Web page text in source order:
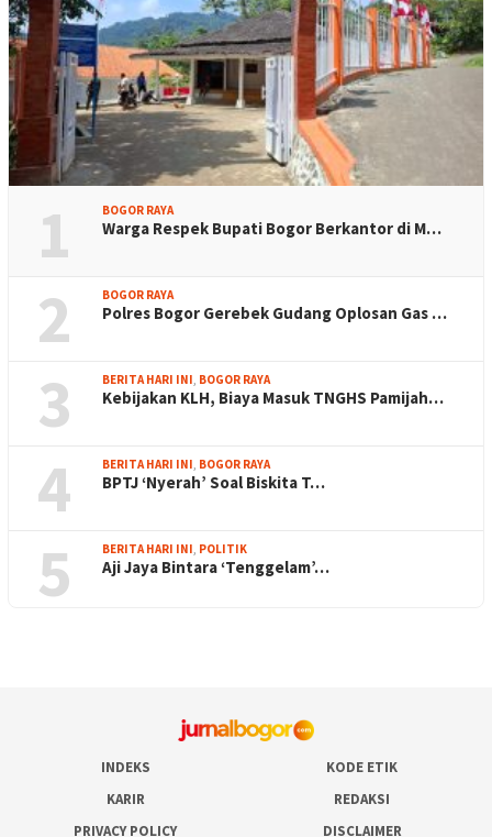
1 BOGOR RAYA
Warga Respek Bupati Bogor Berkantor di M…
2 BOGOR RAYA
Polres Bogor Gerebek Gudang Oplosan Gas …
3 BERITA HARI INI, BOGOR RAYA
Kebijakan KLH, Biaya Masuk TNGHS Pamijah…
4 BERITA HARI INI, BOGOR RAYA
BPTJ ‘Nyerah’ Soal Biskita T…
5 BERITA HARI INI, POLITIK
Aji Jaya Bintara ‘Tenggelam’…
INDEKS
KODE ETIK
KARIR
REDAKSI
PRIVACY POLICY
DISCLAIMER